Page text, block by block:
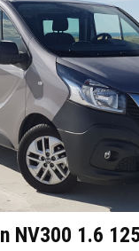
NV300 1.6